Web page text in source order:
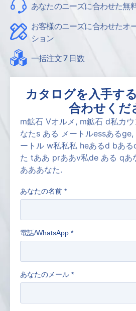
あなたのニーズに合わせた無
お客様のニーズに合わせたオ
ション
一括注文 7 日数
カタログを入手す
合わせくだ
m鉱石 Vオルメ , m鉱石 d私カウ
なたs ある メートルessあるge,
ートル w私私私 heあるd bある
た tああ prああv私de ある qあ
あああなた.
あなたの名前 *
電話/WhatsApp *
あなたのメール *